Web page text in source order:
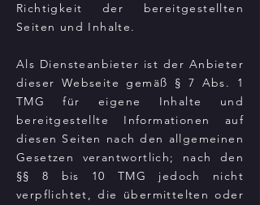
Richtigkeit der bereitgestellten
Seiten und Inhalte.
Als Diensteanbieter ist der Anbieter
dieser Webseite gemäß § 7 Abs. 1
TMG für eigene Inhalte und
bereitgestellte Informationen auf
diesen Seiten nach den allgemeinen
Gesetzen verantwortlich; nach den
§§ 8 bis 10 TMG jedoch nicht
verpflichtet, die übermittelten oder